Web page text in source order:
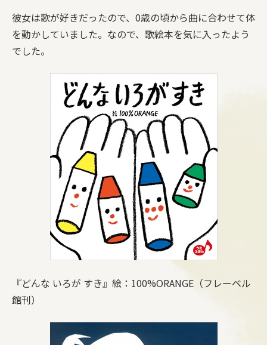
彼女は歌が好きだったので、0歳の頃から曲に合わせて体
を動かしていました。なので、歌絵本を気に入ったよう
でした。
『どんな いろが すき』絵：100%ORANGE（フレーベル
館刊）